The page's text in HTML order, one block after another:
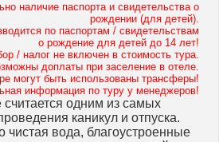
наличие паспорта и свидетельства о
рождении (для детей).
по паспортам / свидетельствам
о рождение для детей до 14 лет!
/ налог не включен в стоимость тура.
доплаты при заселение в отеле.
могут быть использованы трансферы!
информация по туру у менеджеров!
одним из самых
каникул и отпуска.
чистая вода, благоустроенные